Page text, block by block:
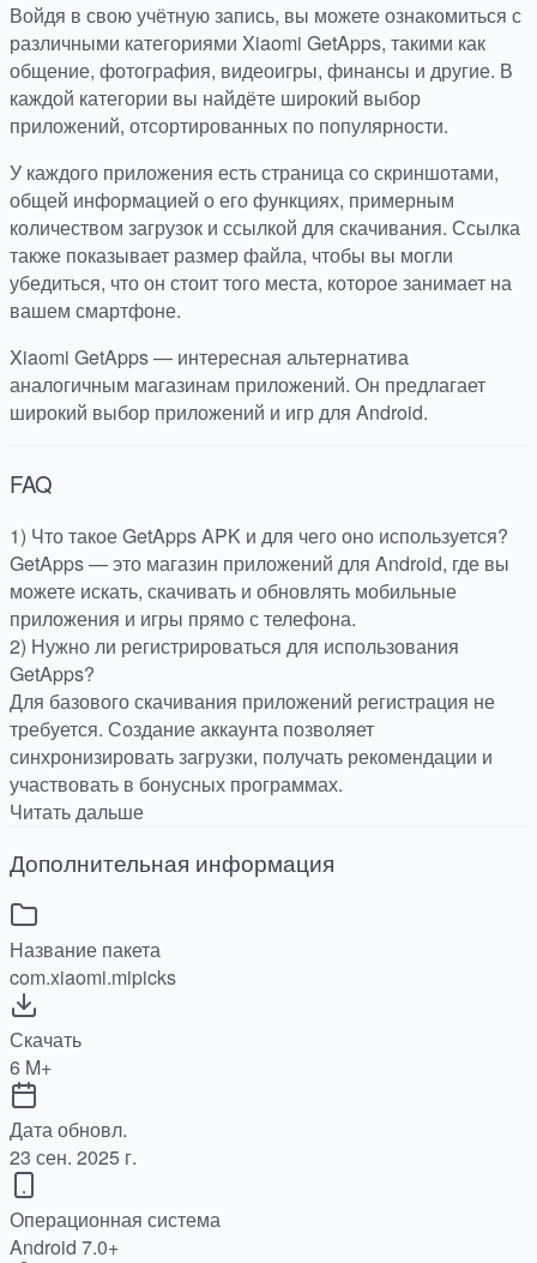
Войдя в свою учётную запись, вы можете ознакомиться с
различными категориями Xiaomi GetApps, такими как
общение, фотография, видеоигры, финансы и другие. В
каждой категории вы найдёте широкий выбор
приложений, отсортированных по популярности.
У каждого приложения есть страница со скриншотами,
общей информацией о его функциях, примерным
количеством загрузок и ссылкой для скачивания. Ссылка
также показывает размер файла, чтобы вы могли
убедиться, что он стоит того места, которое занимает на
вашем смартфоне.
Xiaomi GetApps — интересная альтернатива
аналогичным магазинам приложений. Он предлагает
широкий выбор приложений и игр для Android.
FAQ
1) Что такое GetApps APK и для чего оно используется?
GetApps — это магазин приложений для Android, где вы
можете искать, скачивать и обновлять мобильные
приложения и игры прямо с телефона.
2) Нужно ли регистрироваться для использования
GetApps?
Для базового скачивания приложений регистрация не
требуется. Создание аккаунта позволяет
синхронизировать загрузки, получать рекомендации и
участвовать в бонусных программах.
Читать дальше
Дополнительная информация
Название пакета
com.xiaomi.mipicks
Скачать
6 M+
Дата обновл.
23 сен. 2025 г.
Операционная система
Android 7.0+